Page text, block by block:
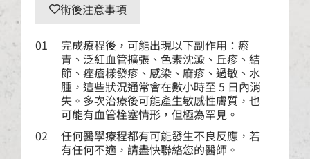
術後注意事項
01
完成療程後，可能出現以下副作用：瘀
青、泛紅血管擴張、色素沈澱、丘疹、結
節、痤瘡樣發疹、感染、麻疹、過敏、水
腫，這些狀況通常會在數小時至 5 日內消
失。多次治療後可能產生敏感性膚質，也
可能有血管栓塞情形，但極為罕見。
02
任何醫學療程都有可能發生不良反應，若
有任何不適，請盡快聯絡您的醫師。